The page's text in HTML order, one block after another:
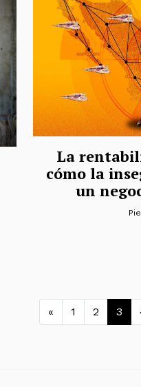
La
cómo la
un
« 1 2 3